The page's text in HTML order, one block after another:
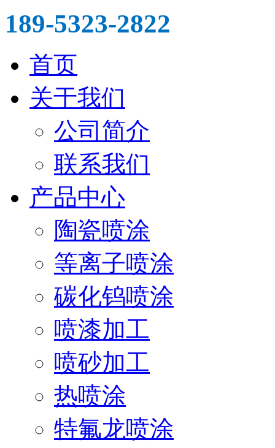
189-5323-2822
首页
关于我们
公司简介
联系我们
产品中心
陶瓷喷涂
等离子喷涂
碳化钨喷涂
喷漆加工
喷砂加工
热喷涂
特氟龙喷涂